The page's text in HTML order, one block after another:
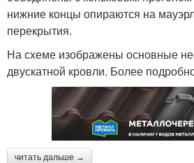
нижние концы опираются на
перекрытия.
На схеме изображены основные
двускатной кровли. Более
читать дальше →